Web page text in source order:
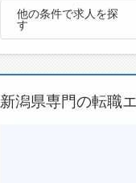
他の条件で求人を探
す
新潟県専門の転職